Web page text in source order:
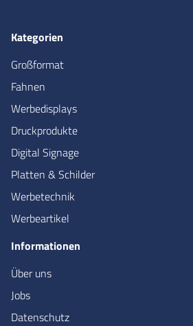
Kategorien
Großformat
Fahnen
Werbedisplays
Druckprodukte
Digital Signage
Platten & Schilder
Werbetechnik
Werbeartikel
Informationen
Über uns
Jobs
Datenschutz